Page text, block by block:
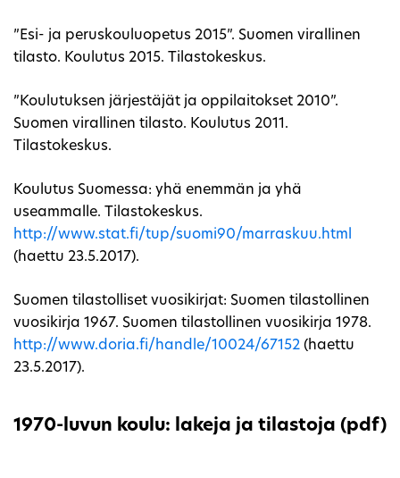
”Esi- ja peruskouluopetus 2015”. Suomen virallinen
tilasto. Koulutus 2015. Tilastokeskus.
”Koulutuksen järjestäjät ja oppilaitokset 2010”.
Suomen virallinen tilasto. Koulutus 2011.
Tilastokeskus.
Koulutus Suomessa: yhä enemmän ja yhä
useammalle. Tilastokeskus.
http://www.stat.fi/tup/suomi90/marraskuu.html
(haettu 23.5.2017).
Suomen tilastolliset vuosikirjat: Suomen tilastollinen
vuosikirja 1967. Suomen tilastollinen vuosikirja 1978.
http://www.doria.fi/handle/10024/67152 (haettu
23.5.2017).
1970-luvun koulu: lakeja ja tilastoja (pdf)